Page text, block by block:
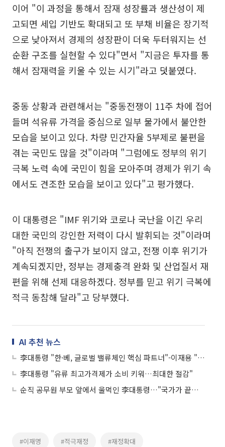
이어 "이 과정을 통해서 잠재 성장률과 생산성이 제
고되면 세입 기반도 확대되고 또 부채 비율은 장기적
으로 낮아져서 경제의 성장판이 더욱 두터워지는 선
순환 구조를 실현할 수 있다"면서 "지금은 투자를 통
해서 잠재력을 키울 수 있는 시기"라고 덧붙였다.
중동 상황과 관련해서는 "중동전쟁이 11주 차에 접어
들며 석유류 가격을 중심으로 일부 물가에서 불안한
모습을 보이고 있다. 차량 민간자율 5부제로 불편을
겪는 국민도 많을 것"이라며 "그럼에도 정부의 위기
극복 노력 속에 국민이 힘을 모아주며 경제가 위기 속
에서도 견조한 모습을 보이고 있다"고 평가했다.
이 대통령은 "IMF 위기와 코로나 국난을 이긴 우리
대한 국민의 강인한 저력이 다시 발휘되는 것"이라며
"아직 전쟁의 출구가 보이지 않고, 전쟁 이후 위기가
계속되겠지만, 정부는 경제충격 완화 및 산업질서 재
편을 위해 선제 대응하겠다. 정부를 믿고 위기 극복에
적극 동참해 달라"고 당부했다.
AI 추천 뉴스
李대통령 "한·베, 글로벌 밸류체인 핵심 파트너"-이재용 "기업인은 실적으로"
李대통령 "유류 최고가격제가 소비 키워…최대한 절감"
순직 공무원 부모 앞에서 울먹인 李대통령…"국가가 끝까지 책임 다하겠다"
#이재명 #적극재정 #재정확대